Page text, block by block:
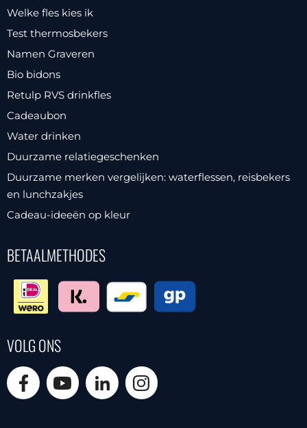
Welke fles kies ik
Test thermosbekers
Namen Graveren
Bio bidons
Retulp RVS drinkfles
Cadeaubon
Water drinken
Duurzame relatiegeschenken
Duurzame merken vergelijken: waterflessen, reisbekers
en lunchzakjes
Cadeau-ideeën op kleur
BETAALMETHODES
VOLG ONS